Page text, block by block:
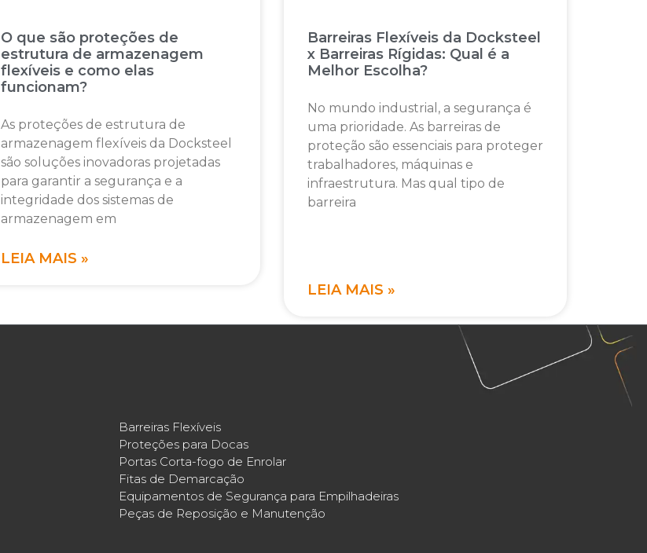
O que são proteções de
estrutura de armazenagem
flexíveis e como elas
funcionam?
As proteções de estrutura de
armazenagem flexíveis da Docksteel
são soluções inovadoras projetadas
para garantir a segurança e a
integridade dos sistemas de
armazenagem em
LEIA MAIS »
Barreiras Flexíveis da Docksteel
x Barreiras Rígidas: Qual é a
Melhor Escolha?
No mundo industrial, a segurança é
uma prioridade. As barreiras de
proteção são essenciais para proteger
trabalhadores, máquinas e
infraestrutura. Mas qual tipo de
barreira
LEIA MAIS »
Barreiras Flexíveis
Proteções para Docas
Portas Corta-fogo de Enrolar
Fitas de Demarcação
Equipamentos de Segurança para Empilhadeiras
Peças de Reposição e Manutenção